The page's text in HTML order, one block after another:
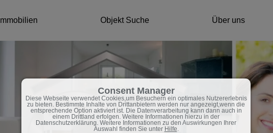
Immobilien Objekt Suche Über uns
Consent Manager
Diese Webseite verwendet Cookies,um Besuchern ein optimales Nutzererlebnis
zu bieten. Bestimmte Inhalte von Drittanbietern werden nur angezeigt,wenn die
entsprechende Option aktiviert ist. Die Datenverarbeitung kann dann auch in
einem Drittland erfolgen. Weitere Informationen hierzu in der
Datenschutzerklärung. Weitere Informationen zu den Auswirkungen Ihrer
Auswahl finden Sie unter Hilfe